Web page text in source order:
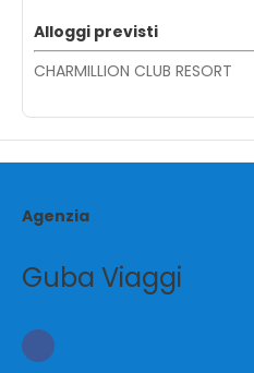
Alloggi previsti
CHARMILLION CLUB RESORT
Agenzia
Guba Viaggi